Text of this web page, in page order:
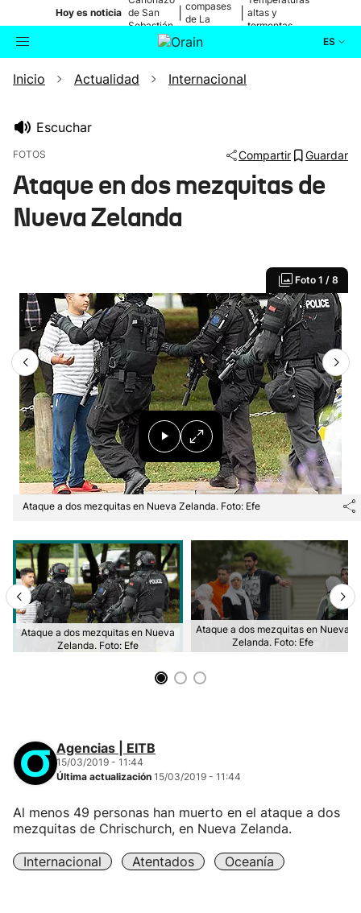
Hoy es noticia de San
Sebastián
compases
de La
altas y
tormentas
ES
Buscador Actualidad
Ikusmiran
Inicio Actualidad Internacional
Escuchar
FOTOS Compartir Guardar
Ataque en dos mezquitas de
Nueva Zelanda
Foto 1 / 8
Ataque a dos mezquitas en Nueva Zelanda. Foto: Efe
Ataque a dos mezquitas en Nueva
Zelanda. Foto: Efe
Ataque a dos mezquitas en Nueva
Zelanda. Foto: Efe
Agencias | EITB
15/03/2019 - 11:44
Última actualización 15/03/2019 - 11:44
Al menos 49 personas han muerto en el ataque a dos
mezquitas de Chrischurch, en Nueva Zelanda.
Internacional Atentados Oceanía